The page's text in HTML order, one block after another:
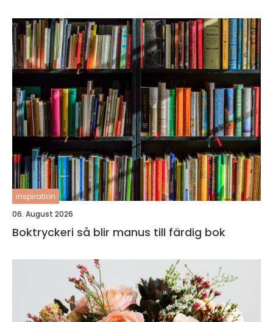
inspiration
06. August 2026
Boktryckeri så blir manus till färdig bok